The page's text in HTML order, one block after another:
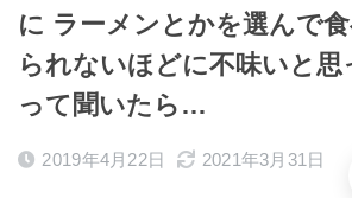
に ラーメンとかを選んで
られないほどに不味いと思
って聞いたら…
2019年4月22日 2021年3月31日